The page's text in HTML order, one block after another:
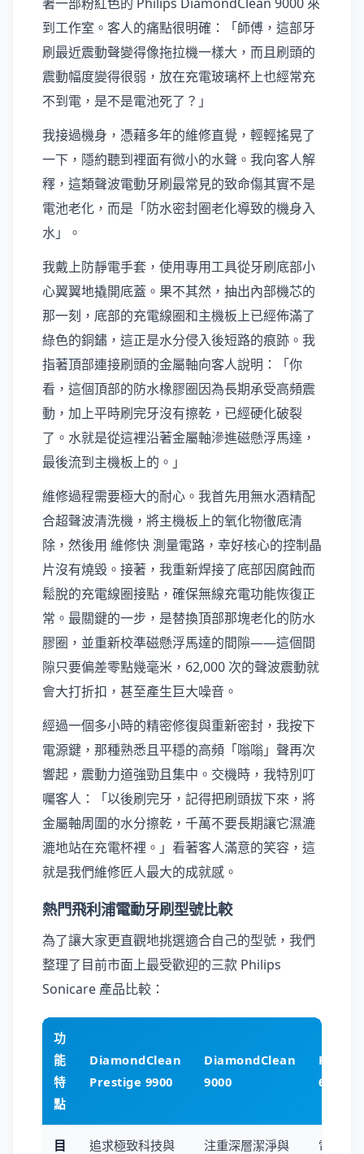
到工作室。客人的痛點很明確：「師傅，這部牙
刷最近震動聲變得像拖拉機一樣大，而且刷頭的
震動幅度變得很弱，放在充電玻璃杯上也經常充
不到電，是不是電池死了？」
我接過機身，憑藉多年的維修直覺，輕輕搖晃了
一下，隱約聽到裡面有微小的水聲。我向客人解
釋，這類聲波電動牙刷最常見的致命傷其實不是
電池老化，而是「防水密封圈老化導致的機身入
水」。
我戴上防靜電手套，使用專用工具從牙刷底部小
心翼翼地撬開底蓋。果不其然，抽出內部機芯的
那一刻，底部的充電線圈和主機板上已經佈滿了
綠色的銅鏽，這正是水分侵入後短路的痕跡。我
指著頂部連接刷頭的金屬軸向客人說明：「你
看，這個頂部的防水橡膠圈因為長期承受高頻震
動，加上平時刷完牙沒有擦乾，已經硬化破裂
了。水就是從這裡沿著金屬軸滲進磁懸浮馬達，
最後流到主機板上的。」
維修過程需要極大的耐心。我首先用無水酒精配
合超聲波清洗機，將主機板上的氧化物徹底清
除，然後用 維修快 測量電路，幸好核心的控制晶
片沒有燒毀。接著，我重新焊接了底部因腐蝕而
鬆脫的充電線圈接點，確保無線充電功能恢復正
常。最關鍵的一步，是替換頂部那塊老化的防水
膠圈，並重新校準磁懸浮馬達的間隙——這個間
隙只要偏差零點幾毫米，62,000 次的聲波震動就
會大打折扣，甚至產生巨大噪音。
經過一個多小時的精密修復與重新密封，我按下
電源鍵，那種熟悉且平穩的高頻「嗡嗡」聲再次
響起，震動力道強勁且集中。交機時，我特別叮
囑客人：「以後刷完牙，記得把刷頭拔下來，將
金屬軸周圍的水分擦乾，千萬不要長期讓它濕漉
漉地站在充電杯裡。」看著客人滿意的笑容，這
就是我們維修匠人最大的成就感。
熱門飛利浦電動牙刷型號比較
為了讓大家更直觀地挑選適合自己的型號，我們
整理了目前市面上最受歡迎的三款 Philips
Sonicare 產品比較：
功
能
特
點
DiamondClean
Prestige 9900
DiamondClean
9000
6100
目
追求極致科技與
注重深層潔淨與
電動牙